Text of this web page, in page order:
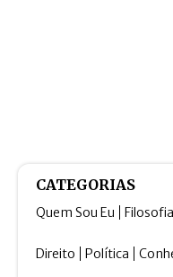
CATEGORIAS
Quem Sou Eu Filosofia
Direito Política